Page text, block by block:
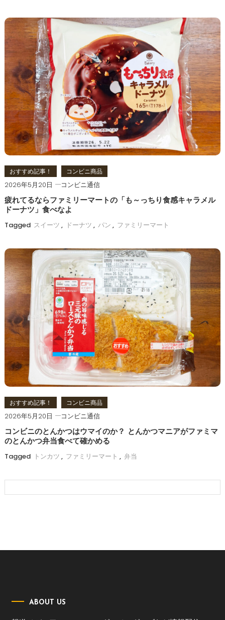
おすすめ記事！ コンビニ商品
2026年5月20日 コンビニ通信
疲れてるならファミリーマートの「も～っちり食感キャラメル
ドーナツ」食べなよ
Tagged スイーツ , ドーナツ , パン , ファミリーマート
おすすめ記事！ コンビニ商品
2026年5月20日 コンビニ通信
コンビニのとんかつはウマイのか？ とんかつマニアがファミマ
のとんかつ弁当食べて確かめる
Tagged トンカツ , ファミリーマート , 弁当
ABOUT US